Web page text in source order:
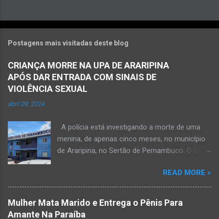
Postagens mais visitadas deste blog
CRIANÇA MORRE NA UPA DE ARARIPINA
APÓS DAR ENTRADA COM SINAIS DE
VIOLÊNCIA SEXUAL
abril 09, 2024
A polícia está investigando a morte de uma
menina, de apenas cinco meses, no município
de Araripina, no Sertão de Pernambuco. O caso
morte a esclarecer”. A PM diz que, na segunda-
feira (8), foi acionada para verificar uma
possível ocorrência de estupro de vulnerável,
na UPA da cidade, mas ao chegar ao local a
READ MORE »
Mulher Mata Marido e Entrega o Pênis Para
Amante Na Paraíba